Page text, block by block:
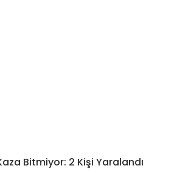
Bitmiyor: 2 Kişi Yaralandı